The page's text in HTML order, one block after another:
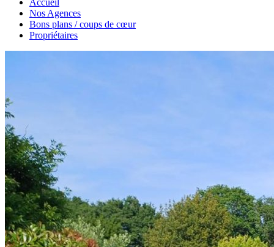
Accueil
Nos Agences
Bons plans / coups de cœur
Propriétaires